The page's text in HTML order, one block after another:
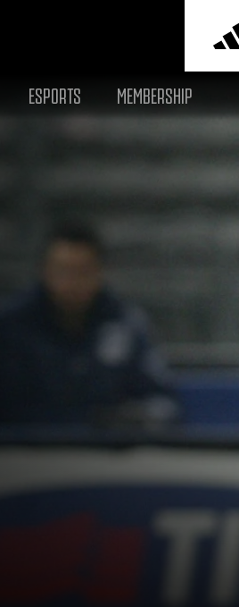
ESPORTS MEMBERSHIP